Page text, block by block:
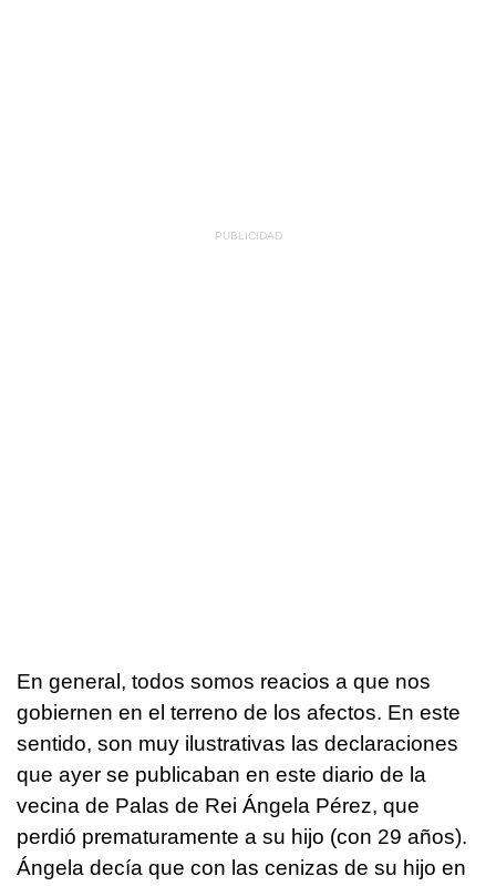
En general, todos somos reacios a que nos
gobiernen en el terreno de los afectos. En este
sentido, son muy ilustrativas las declaraciones
que ayer se publicaban en este diario de la
vecina de Palas de Rei Ángela Pérez, que
perdió prematuramente a su hijo (con 29 años).
Ángela decía que con las cenizas de su hijo en